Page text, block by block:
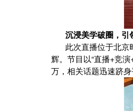
沉浸美学破圈，引
此次直播位于北
辉。节目以“直播+竞
万，相关话题迅速跻